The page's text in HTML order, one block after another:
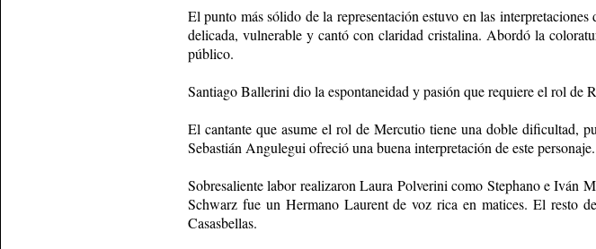
El punto más sólido de la representación estuvo en las
delicada, vulnerable y cantó con claridad cristalina. Abordó la
público.
Santiago Ballerini dio la espontaneidad y pasión que requiere el rol de
El cantante que asume el rol de Mercutio tiene una doble dificultad,
Sebastián Angulegui ofreció una buena interpretación de este
Sobresaliente labor realizaron Laura Polverini como Stephano e Iván
Schwarz fue un Hermano Laurent de voz rica en matices. El resto
Casasbellas.